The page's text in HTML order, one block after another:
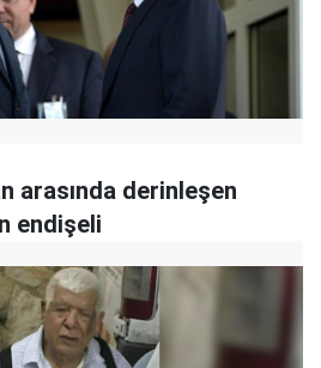
arasında derinleşen
endişeli